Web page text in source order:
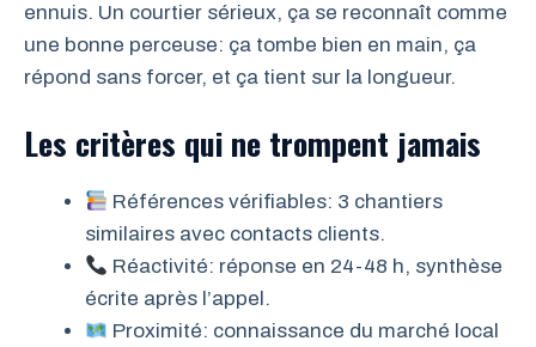
ennuis. Un courtier sérieux, ça se reconnaît comme
une bonne perceuse: ça tombe bien en main, ça
répond sans forcer, et ça tient sur la longueur.
Les critères qui ne trompent jamais
Références vérifiables: 3 chantiers
similaires avec contacts clients.
Réactivité: réponse en 24-48 h, synthèse
écrite après l’appel.
Proximité: connaissance du marché local